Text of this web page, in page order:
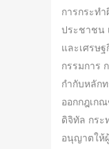
การกระท
ประชาชน
และเศรษ
กรรมการ
กำกับหลัก
ออกกฎเก
ดิจิทัล กระ
อนุญาตให้